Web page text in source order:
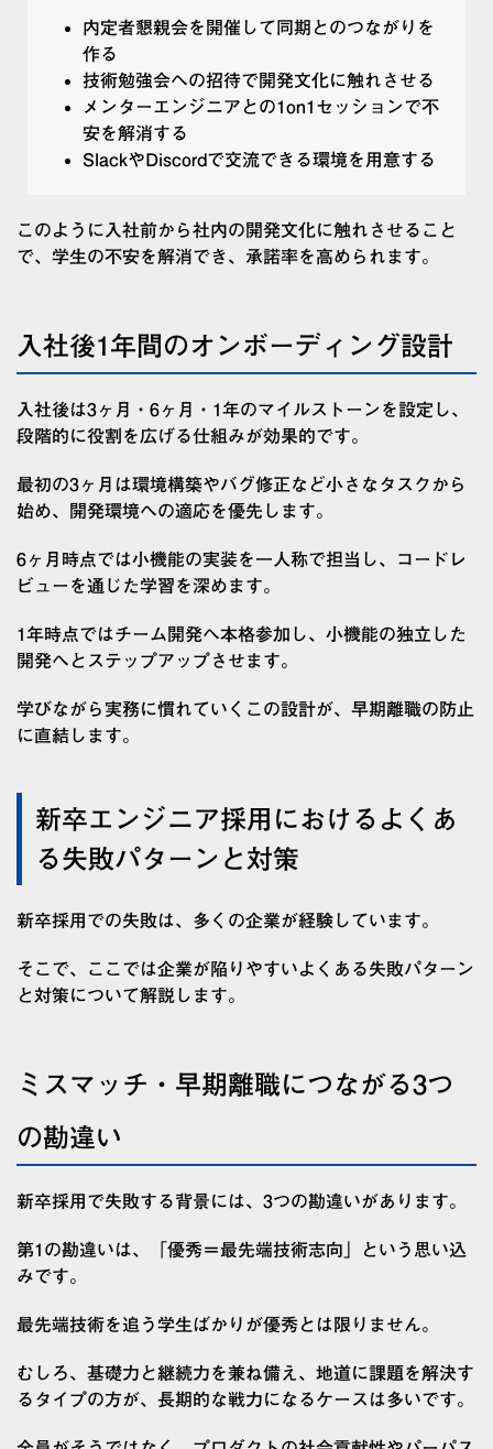
内定者懇親会を開催して同期とのつながりを
作る
技術勉強会への招待で開発文化に触れさせる
メンターエンジニアとの1on1セッションで不
安を解消する
SlackやDiscordで交流できる環境を用意する
このように入社前から社内の開発文化に触れさせること
で、学生の不安を解消でき、承諾率を高められます。
入社後1年間のオンボーディング設計
入社後は3ヶ月・6ヶ月・1年のマイルストーンを設定し、
段階的に役割を広げる仕組みが効果的です。
最初の3ヶ月は環境構築やバグ修正など小さなタスクから
始め、開発環境への適応を優先します。
6ヶ月時点では小機能の実装を一人称で担当し、コードレ
ビューを通じた学習を深めます。
1年時点ではチーム開発へ本格参加し、小機能の独立した
開発へとステップアップさせます。
学びながら実務に慣れていくこの設計が、早期離職の防止
に直結します。
新卒エンジニア採用におけるよくあ
る失敗パターンと対策
新卒採用での失敗は、多くの企業が経験しています。
そこで、ここでは企業が陥りやすいよくある失敗パターン
と対策について解説します。
ミスマッチ・早期離職につながる3つ
の勘違い
新卒採用で失敗する背景には、3つの勘違いがあります。
第1の勘違いは、「優秀＝最先端技術志向」という思い込
みです。
最先端技術を追う学生ばかりが優秀とは限りません。
むしろ、基礎力と継続力を兼ね備え、地道に課題を解決す
るタイプの方が、長期的な戦力になるケースは多いです。